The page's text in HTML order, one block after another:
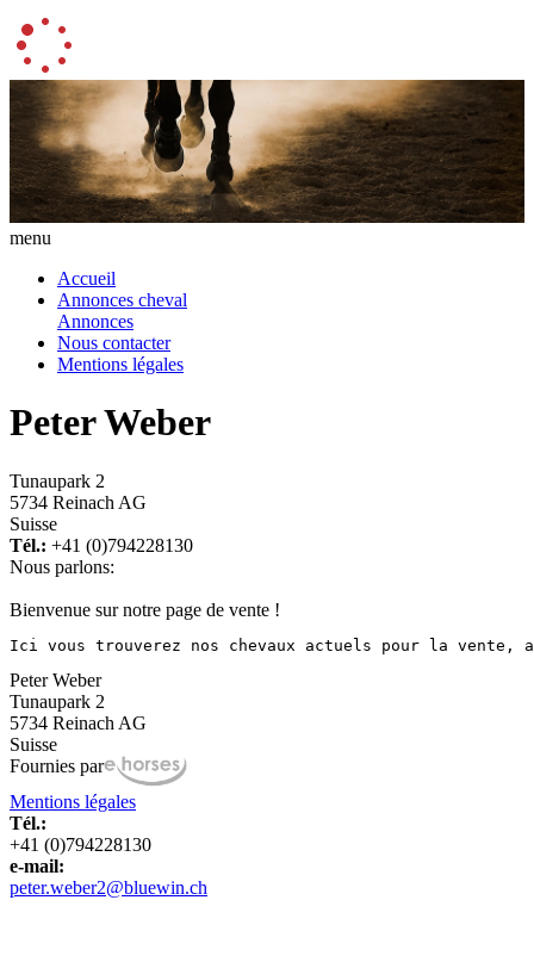
menu
Accueil
Annonces cheval
Annonces
Nous contacter
Mentions légales
Peter Weber
Tunaupark 2
5734 Reinach AG
Suisse
Tél.: +41 (0)794228130
Nous parlons:
Bienvenue sur notre page de vente !
Ici vous trouverez nos chevaux actuels pour la vente,
Peter Weber
Tunaupark 2
5734 Reinach AG
Suisse
Fournies par
Mentions légales
Tél.:
+41 (0)794228130
e-mail:
peter.weber2@bluewin.ch